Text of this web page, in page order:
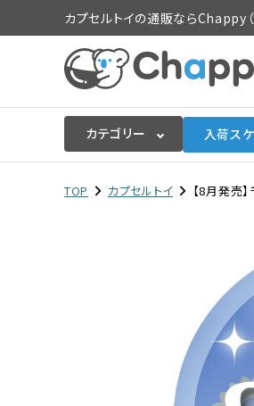
カプセルトイの通販ならChappy（
カテゴリー 入荷ス
ログイン 会
TOP カプセルトイ 【8月発売